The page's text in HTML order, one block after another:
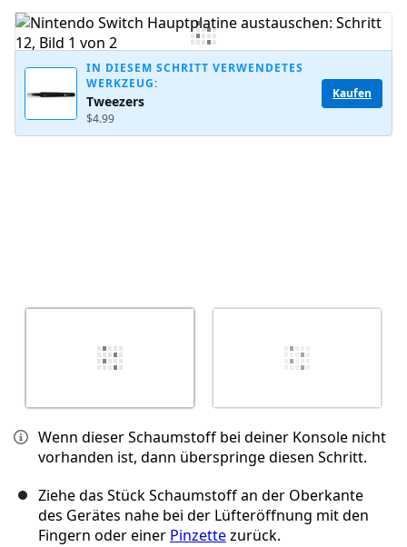
Kommentar hinzufügen
Kommentieren
IN DIESEM SCHRITT VERWENDETES
WERKZEUG:
Tweezers
$4.99
Kaufen
Wenn dieser Schaumstoff bei deiner Konsole nicht
vorhanden ist, dann überspringe diesen Schritt.
Ziehe das Stück Schaumstoff an der Oberkante
des Gerätes nahe bei der Lüfteröffnung mit den
Fingern oder einer Pinzettezurück.